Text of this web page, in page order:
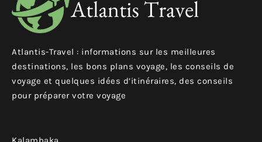
Atlantis-Travel : informations sur les meilleures
destinations, les bons plans voyage, les conseils de
voyage et quelques idées d’itinéraires, des conseils
pour préparer votre voyage